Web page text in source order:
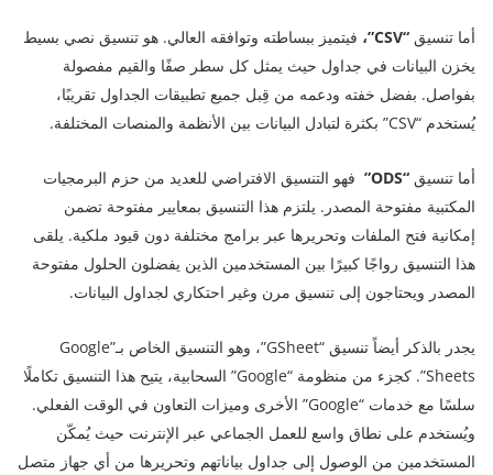
أما تنسيق “CSV”،
فيتميز ببساطته وتوافقه العالي. هو تنسيق نصي بسيط
يخزن البيانات في جداول حيث يمثل كل سطر صفًا والقيم مفصولة
بفواصل. بفضل خفته ودعمه من قِبل جميع تطبيقات الجداول تقريبًا،
يُستخدم “CSV” بكثرة لتبادل البيانات بين الأنظمة والمنصات المختلفة.
أما تنسيق “ODS”
فهو التنسيق الافتراضي للعديد من حزم البرمجيات
المكتبية مفتوحة المصدر. يلتزم هذا التنسيق بمعايير مفتوحة تضمن
إمكانية فتح الملفات وتحريرها عبر برامج مختلفة دون قيود ملكية. يلقى
هذا التنسيق رواجًا كبيرًا بين المستخدمين الذين يفضلون الحلول مفتوحة
المصدر ويحتاجون إلى تنسيق مرن وغير احتكاري لجداول البيانات.
يجدر بالذكر أيضاً تنسيق “GSheet”، وهو التنسيق الخاص بـ”Google
Sheets”. كجزء من منظومة “Google” السحابية، يتيح هذا التنسيق تكاملًا
سلسًا مع خدمات “Google” الأخرى وميزات التعاون في الوقت الفعلي.
ويُستخدم على نطاق واسع للعمل الجماعي عبر الإنترنت حيث يُمكّن
المستخدمين من الوصول إلى جداول بياناتهم وتحريرها من أي جهاز متصل